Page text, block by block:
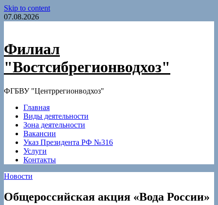
Skip to content
07.08.2026
Филиал
"Востсибрегионводхоз"
ФГБВУ "Центррегионводхоз"
Главная
Виды деятельности
Зона деятельности
Вакансии
Указ Президента РФ №316
Услуги
Контакты
Новости
Общероссийская акция «Вода России»